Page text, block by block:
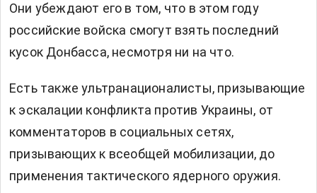
Они убеждают его в том, что в этом году
российские войска смогут взять последний
кусок Донбасса, несмотря ни на что.
Есть также ультранационалисты, призывающие
к эскалации конфликта против Украины, от
комментаторов в социальных сетях,
призывающих к всеобщей мобилизации, до
применения тактического ядерного оружия.